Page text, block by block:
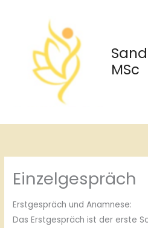
MSc
Einzelgespräch
Erstgespräch und Anamnese:
Das Erstgespräch ist der erste